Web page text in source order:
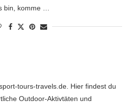
bin, komme …
tours-travels.de. Hier findest du
Outdoor-Aktivtäten und